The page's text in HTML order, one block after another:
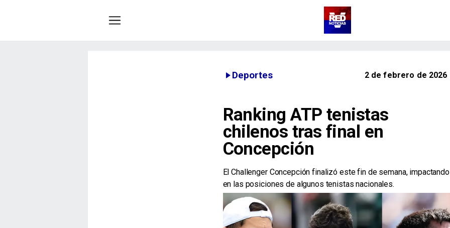
Deportes 2 de febrero de 2026
Ranking ATP tenistas
chilenos tras final en
Concepción
El Challenger Concepción finalizó este fin de semana, impactando
en las posiciones de algunos tenistas nacionales.